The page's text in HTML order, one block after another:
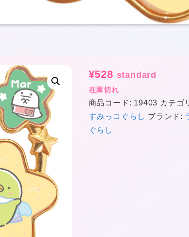
¥528 standard
在庫切れ
商品コード: 19403 カテゴ
すみっコぐらし ブランド:
ぐらし